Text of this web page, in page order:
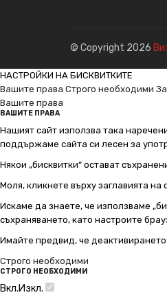
© Copyright 2026
НАСТРОЙКИ НА БИСКВИТКИТЕ
Вашите права Строго необходими
Вашите права
ВАШИТЕ ПРАВА
Нашият сайт използва така
поддържаме сайта си лесен за
Някои „бисквитки“ остават
Моля, кликнете върху заглавията
Искаме да знаете, че използваме
съхраняването, като настроите
Имайте предвид, че
Строго необходими
СТРОГО НЕОБХОДИМИ
Вкл.Изкл.